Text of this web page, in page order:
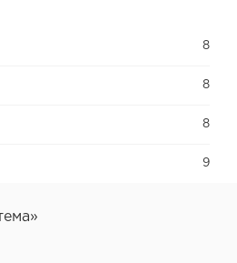
8
8
8
9